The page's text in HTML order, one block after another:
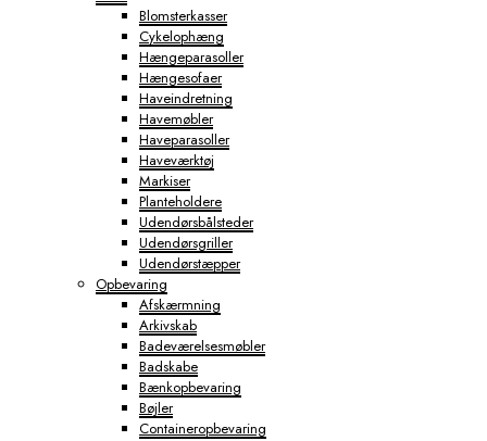
Blomsterkasser
Cykelophæng
Hængeparasoller
Hængesofaer
Haveindretning
Havemøbler
Haveparasoller
Haveværktøj
Markiser
Planteholdere
Udendørsbålsteder
Udendørsgriller
Udendørstæpper
Opbevaring
Afskærmning
Arkivskab
Badeværelsesmøbler
Badskabe
Bænkopbevaring
Bøjler
Containeropbevaring